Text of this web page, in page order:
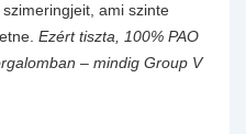
ami szinte
Ezért tiszta, 100% PAO
– mindig Group V